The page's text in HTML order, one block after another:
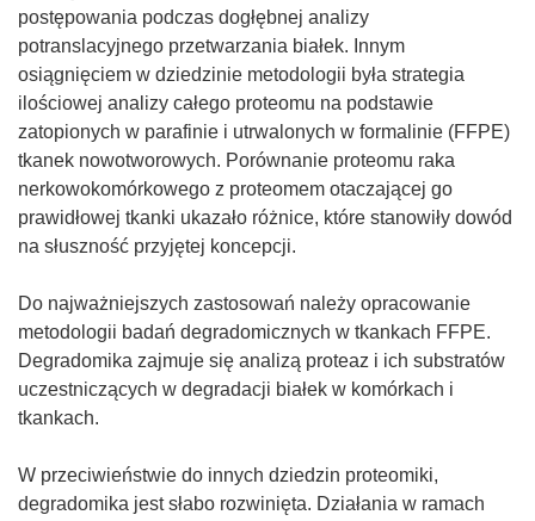
postępowania podczas dogłębnej analizy
potranslacyjnego przetwarzania białek. Innym
osiągnięciem w dziedzinie metodologii była strategia
ilościowej analizy całego proteomu na podstawie
zatopionych w parafinie i utrwalonych w formalinie (FFPE)
tkanek nowotworowych. Porównanie proteomu raka
nerkowokomórkowego z proteomem otaczającej go
prawidłowej tkanki ukazało różnice, które stanowiły dowód
na słuszność przyjętej koncepcji.
Do najważniejszych zastosowań należy opracowanie
metodologii badań degradomicznych w tkankach FFPE.
Degradomika zajmuje się analizą proteaz i ich substratów
uczestniczących w degradacji białek w komórkach i
tkankach.
W przeciwieństwie do innych dziedzin proteomiki,
degradomika jest słabo rozwinięta. Działania w ramach